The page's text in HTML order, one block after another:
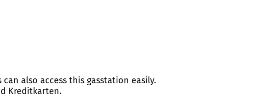
also access this gasstation easily.
Kreditkarten.